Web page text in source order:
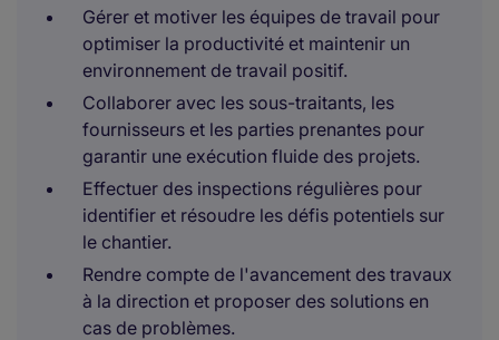
Gérer et motiver les équipes de travail pour
optimiser la productivité et maintenir un
environnement de travail positif.
Collaborer avec les sous-traitants, les
fournisseurs et les parties prenantes pour
garantir une exécution fluide des projets.
Effectuer des inspections régulières pour
identifier et résoudre les défis potentiels sur
le chantier.
Rendre compte de l'avancement des travaux
à la direction et proposer des solutions en
cas de problèmes.